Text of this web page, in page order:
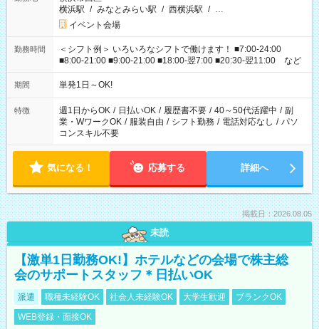
横浜駅 / みなとみらい駅 / 西横浜駅 / …
イベント会場
勤務時間
＜シフト例＞ いろいろなシフトで働けます！ ■7:00-24:00
■8:00-21:00 ■9:00-21:00 ■18:00-翌7:00 ■20:30-翌11:00 など
期間 単発1日～OK!
特徴 週1日からOK / 日払いOK / 履歴書不要 / 40～50代活躍中 / 副
業・WワークOK / 服装自由 / シフト勤務 / 電話対応なし / パソ
コンスキル不要
気になる！ 応募する 詳細へ
掲載日：2026.08.05
未読
【激単1日勤務OK!】ホテルなどの会場で株主総
会のサポートスタッフ＊日払いOK
派遣 職種未経験OK 社会人未経験OK 大学生歓迎
ブランクOK
WEB登録・面接OK